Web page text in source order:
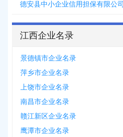
德安县中小企业信用担保有限公司
江西企业名录
景德镇市企业名录
萍乡市企业名录
上饶市企业名录
南昌市企业名录
赣江新区企业名录
鹰潭市企业名录